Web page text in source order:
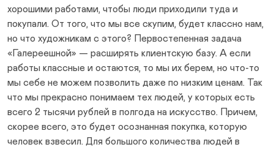
хорошими работами, чтобы люди приходили туда и
покупали. От того, что мы все скупим, будет классно нам,
но что художникам с этого? Первостепенная задача
«Галереешной» — расширять клиентскую базу. А если
работы классные и остаются, то мы их берем, но что-то
мы себе не можем позволить даже по низким ценам. Так
что мы прекрасно понимаем тех людей, у которых есть
всего 2 тысячи рублей в полгода на искусство. Причем,
скорее всего, это будет осознанная покупка, которую
человек взвесил. Для большого количества людей в